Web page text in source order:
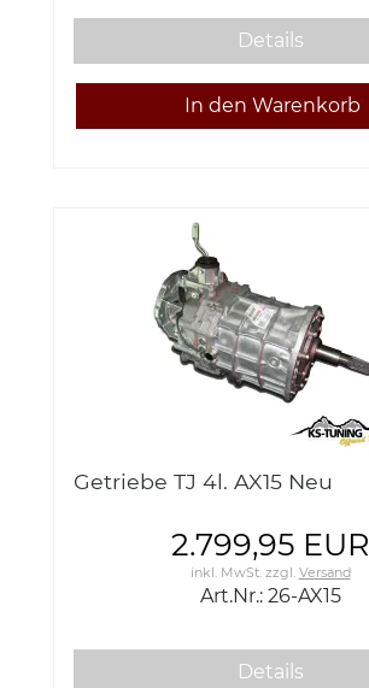
Details
Getriebe TJ 4l. AX15 Neu
2.799,95 EUR
inkl. MwSt.zzgl. Versand
Art.Nr.: 26-AX15
Details